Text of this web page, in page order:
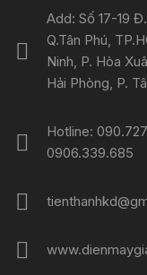
Add: Số 17-19
Q.Tân Phú,
Ninh, P. Hòa
Hải Phòng, P.
Hotline:
0906.339.685